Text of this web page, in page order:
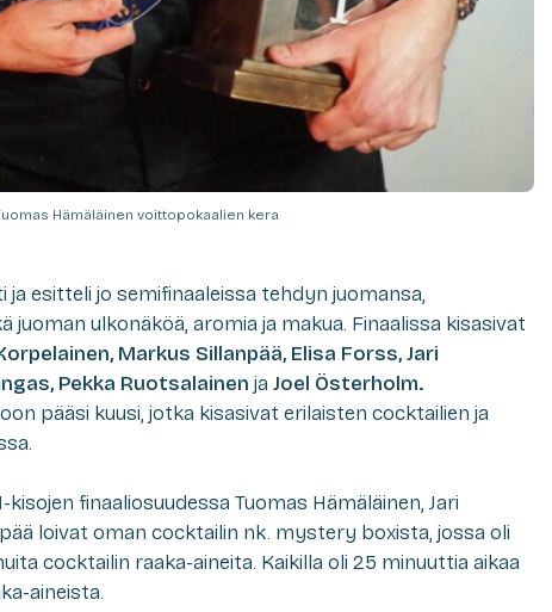
Hämäläinen voittopokaalien kera
ja esitteli jo semifinaaleissa tehdyn juomansa,
juoman ulkonäköä, aromia ja makua. Finaalissa kisasivat
Markus Sillanpää, Elisa Forss, Jari
Pekka Ruotsalainen ja Joel Österholm.
pääsi kuusi, jotka kisasivat erilaisten cocktailien ja
finaaliosuudessa Tuomas Hämäläinen, Jari
loivat oman cocktailin nk. mystery boxista, jossa oli
cocktailin raaka-aineita. Kaikilla oli 25 minuuttia aikaa
aineista.